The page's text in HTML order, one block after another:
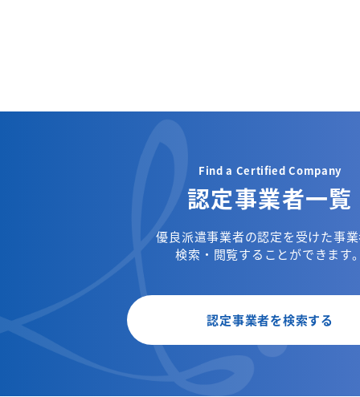
Find a Certified Company
認定事業者一覧
優良派遣事業者の認定を受けた事業
検索・閲覧することができます。
認定事業者を検索する